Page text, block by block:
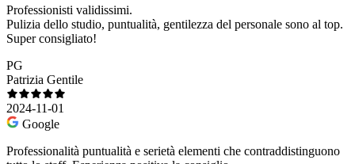
Professionisti validissimi.
Pulizia dello studio, puntualità, gentilezza del personale sono al top.
Super consigliato!
PG
Patrizia Gentile
2024-11-01
Google
Professionalità puntualità e serietà elementi che contraddistinguono